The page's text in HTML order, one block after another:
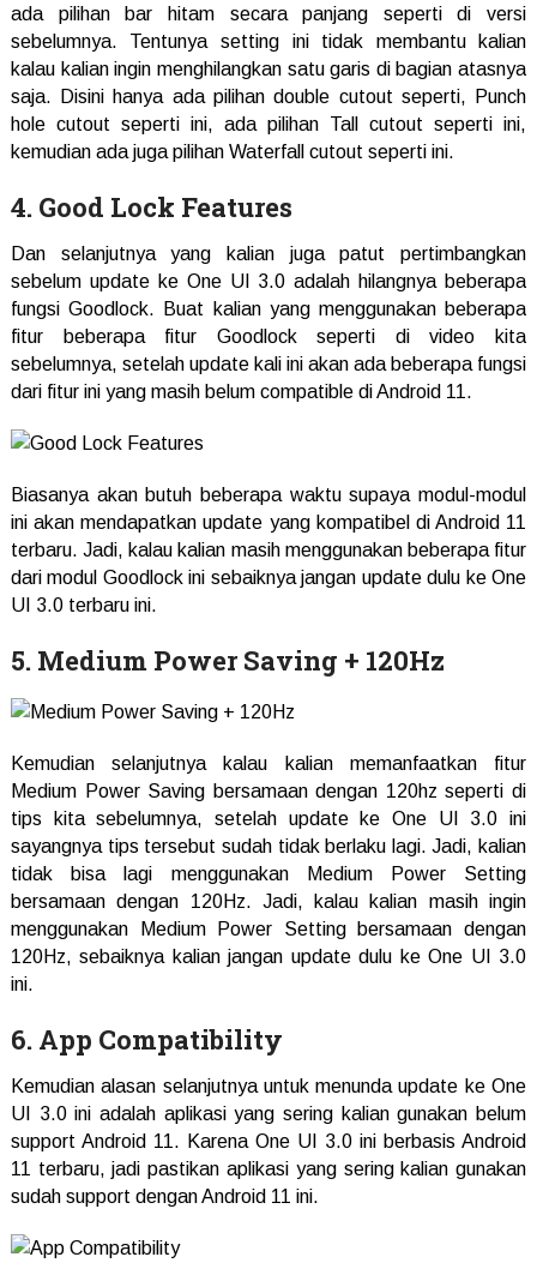
ada pilihan bar hitam secara panjang seperti di versi
sebelumnya. Tentunya setting ini tidak membantu kalian
kalau kalian ingin menghilangkan satu garis di bagian atasnya
saja. Disini hanya ada pilihan double cutout seperti, Punch
hole cutout seperti ini, ada pilihan Tall cutout seperti ini,
kemudian ada juga pilihan Waterfall cutout seperti ini.
4. Good Lock Features
Dan selanjutnya yang kalian juga patut pertimbangkan
sebelum update ke One UI 3.0 adalah hilangnya beberapa
fungsi Goodlock. Buat kalian yang menggunakan beberapa
fitur beberapa fitur Goodlock seperti di video kita
sebelumnya, setelah update kali ini akan ada beberapa fungsi
dari fitur ini yang masih belum compatible di Android 11.
Biasanya akan butuh beberapa waktu supaya modul-modul
ini akan mendapatkan update yang kompatibel di Android 11
terbaru. Jadi, kalau kalian masih menggunakan beberapa fitur
dari modul Goodlock ini sebaiknya jangan update dulu ke One
UI 3.0 terbaru ini.
5. Medium Power Saving + 120Hz
Kemudian selanjutnya kalau kalian memanfaatkan fitur
Medium Power Saving bersamaan dengan 120hz seperti di
tips kita sebelumnya, setelah update ke One UI 3.0 ini
sayangnya tips tersebut sudah tidak berlaku lagi. Jadi, kalian
tidak bisa lagi menggunakan Medium Power Setting
bersamaan dengan 120Hz. Jadi, kalau kalian masih ingin
menggunakan Medium Power Setting bersamaan dengan
120Hz, sebaiknya kalian jangan update dulu ke One UI 3.0
ini.
6. App Compatibility
Kemudian alasan selanjutnya untuk menunda update ke One
UI 3.0 ini adalah aplikasi yang sering kalian gunakan belum
support Android 11. Karena One UI 3.0 ini berbasis Android
11 terbaru, jadi pastikan aplikasi yang sering kalian gunakan
sudah support dengan Android 11 ini.